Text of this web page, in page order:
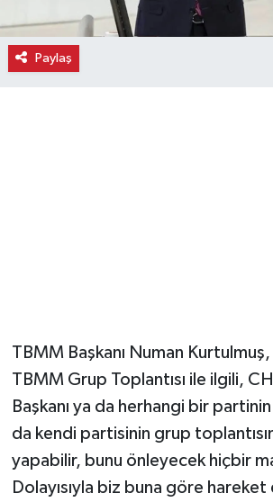
Paylaş
TBMM Başkanı Numan
TBMM Grup Toplantısı ile ilgili,
Başkanı ya da herhangi bir
da kendi partisinin grup
yapabilir, bunu önleyecek hiçbir
Dolayısıyla biz buna göre
İlçe Haberleri
Keşfet
Sokak Hayvanlarını
Spor